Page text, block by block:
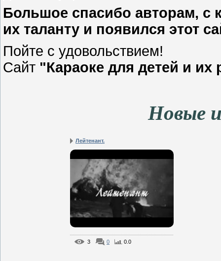
Большое спасибо авторам, с
их таланту и появился этот
Пойте с удовольствием!
Сайт "Караоке для детей и их
Новые
Лейтенант.
3 0 0.0